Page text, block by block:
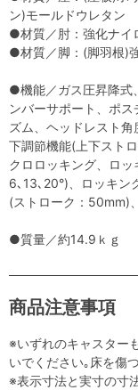
ン)モールドウレタン
●材質／肘：強化ナイ
●材質／脚：(脚羽根)
●機能／ガス圧昇降式
ンバーサポート、ポ
ズム、ヘッドレスト
下調節機能(上下スト
クロロッキング、ロ
6､13､20°)、ロッキン
(ストローク：50mm)
●質量／約14.9ｋｇ
商品注意事項
※いずれのキャスター
いでください｡床を傷
※表示寸法と実寸の寸